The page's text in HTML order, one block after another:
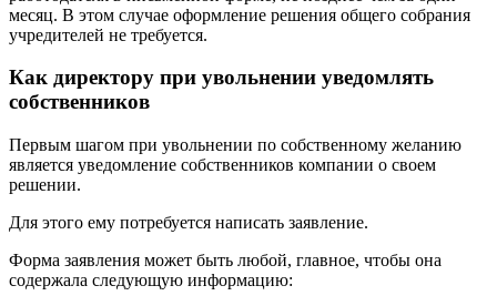
месяц. В этом случае оформление решения общего собрания
учредителей не требуется.
Как директору при увольнении уведомлять
собственников
Первым шагом при увольнении по собственному желанию
является уведомление собственников компании о своем
решении.
Для этого ему потребуется написать заявление.
Форма заявления может быть любой, главное, чтобы она
содержала следующую информацию: